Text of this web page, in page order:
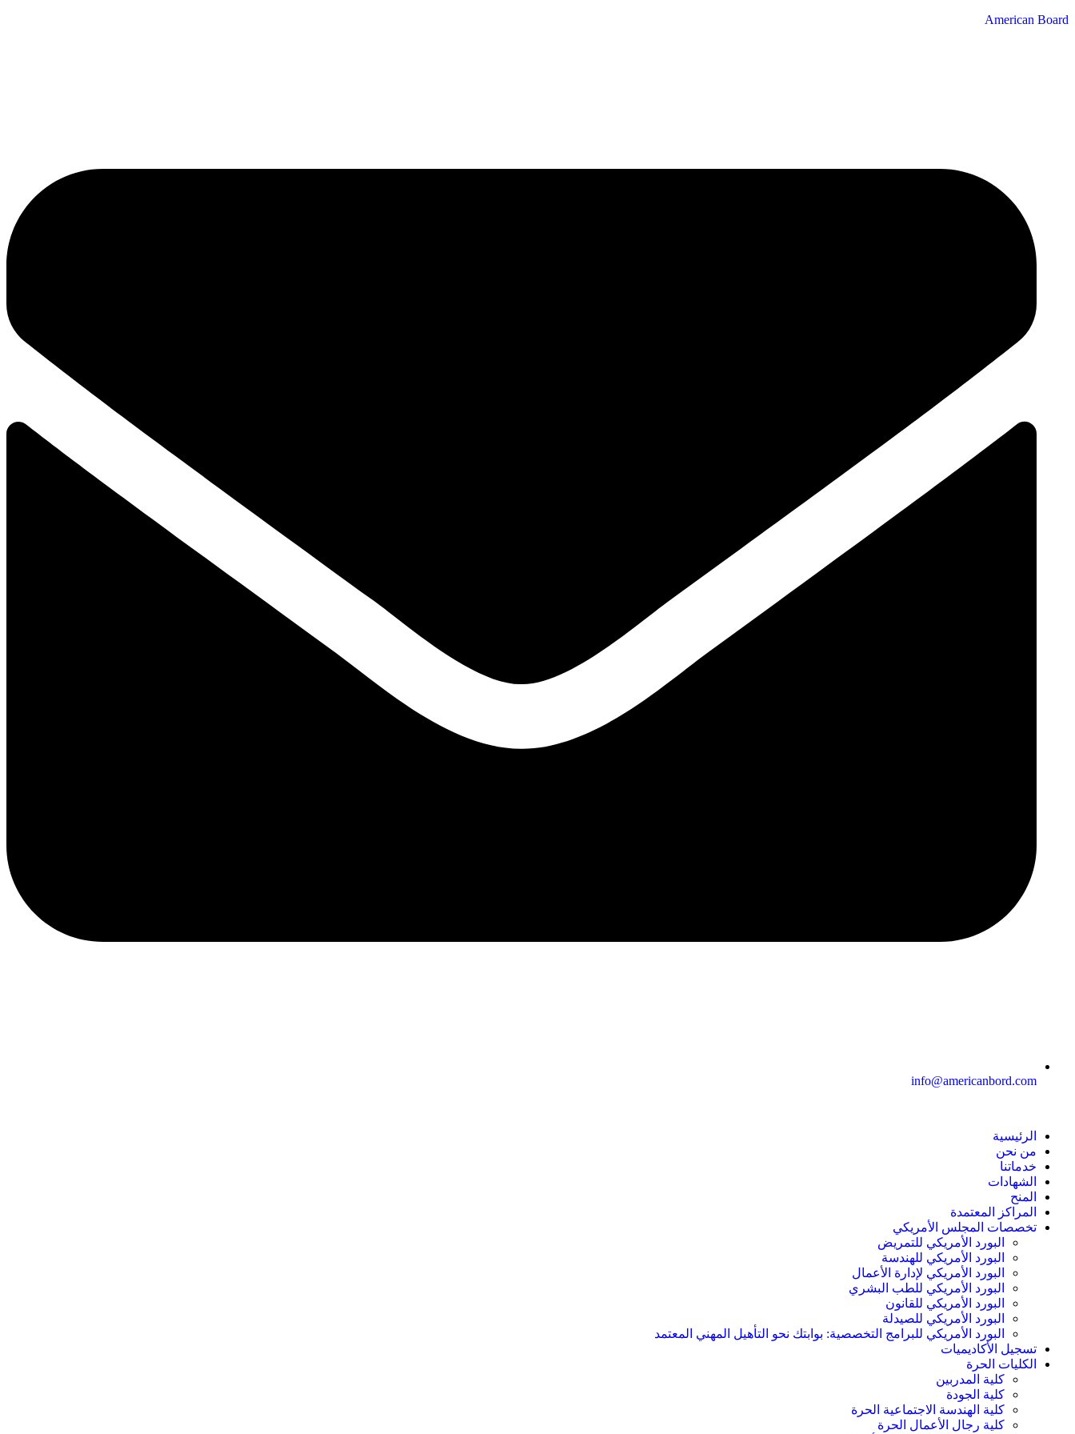
American Board
info@americanbord.com
الرئيسية
من نحن
خدماتنا
الشهادات
المنح
المراكز المعتمدة
تخصصات المجلس الأمريكي
البورد الأمريكي للتمريض
البورد الأمريكي للهندسة
البورد الأمريكي لإدارة الأعمال
البورد الأمريكي للطب البشري
البورد الأمريكي للقانون
البورد الأمريكي للصيدلة
البورد الأمريكي للبرامج التخصصية: بوابتك نحو التأهيل المهني المعتمد
تسجيل الأكاديميات
الكليات الحرة
كلية المدربين
كلية الجودة
كلية الهندسة الاجتماعية الحرة
كلية رجال الأعمال الحرة